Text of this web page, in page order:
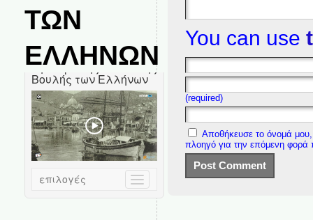
ΤΩΝ
ΕΛΛΗΝΩΝ
You can use
(required)
Αποθήκευσε το όνομά μου,
πλοηγό για την επόμενη